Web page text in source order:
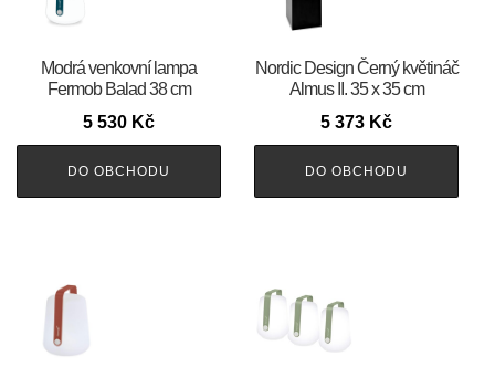
Modrá venkovní lampa
Fermob Balad 38 cm
5 530 Kč
DO OBCHODU
Nordic Design Černý květináč
Almus II. 35 x 35 cm
5 373 Kč
DO OBCHODU